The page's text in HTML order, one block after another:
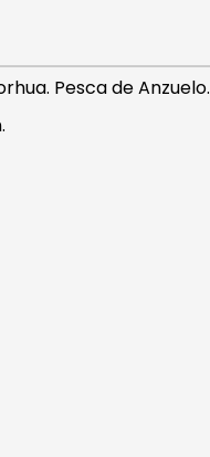
Pesca de Anzuelo.